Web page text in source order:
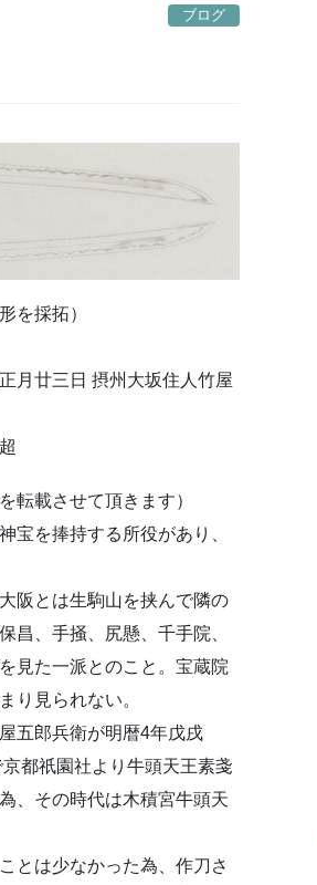
ブログ
形を採拓）
廿三日 摂州大坂住人竹屋
転載させて頂きます）
宝を捧持する所役があり、
阪とは生駒山を挟んで隣の
昌、手掻、尻懸、千手院、
見た一派とのこと。宝蔵院
り見られない。
五郎兵衛が明暦4年戊戌
都祇園社より牛頭天王素戔
、その時代は木積宮牛頭天
とは少なかった為、作刀さ